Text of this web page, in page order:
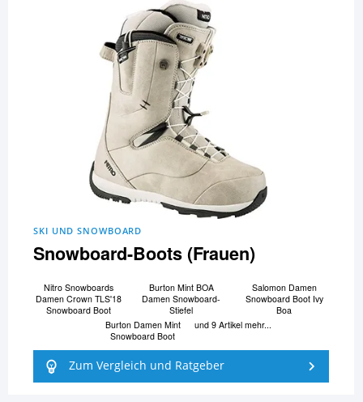
SKI UND SNOWBOARD
Snowboard-Boots (Frauen)
Nitro Snowboards
Damen Crown TLS'18
Snowboard Boot
Burton Mint BOA
Damen Snowboard-
Stiefel
Salomon Damen
Snowboard Boot Ivy
Boa
Burton Damen Mint
Snowboard Boot
und 9 Artikel mehr...
Zum Vergleich und Ratgeber